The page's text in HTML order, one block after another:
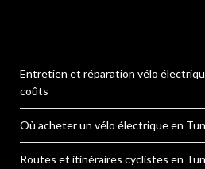
Entretien et réparation vélo
coûts
Où acheter un vélo électrique en
Routes et itinéraires cyclistes en